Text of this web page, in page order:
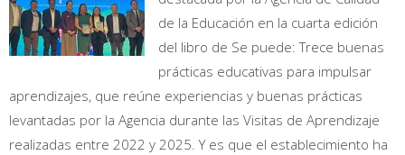
de la Educación en la cuarta edición
del libro de Se puede: Trece buenas
prácticas educativas para impulsar
aprendizajes, que reúne experiencias y buenas prácticas
levantadas por la Agencia durante las Visitas de Aprendizaje
realizadas entre 2022 y 2025. Y es que el establecimiento ha